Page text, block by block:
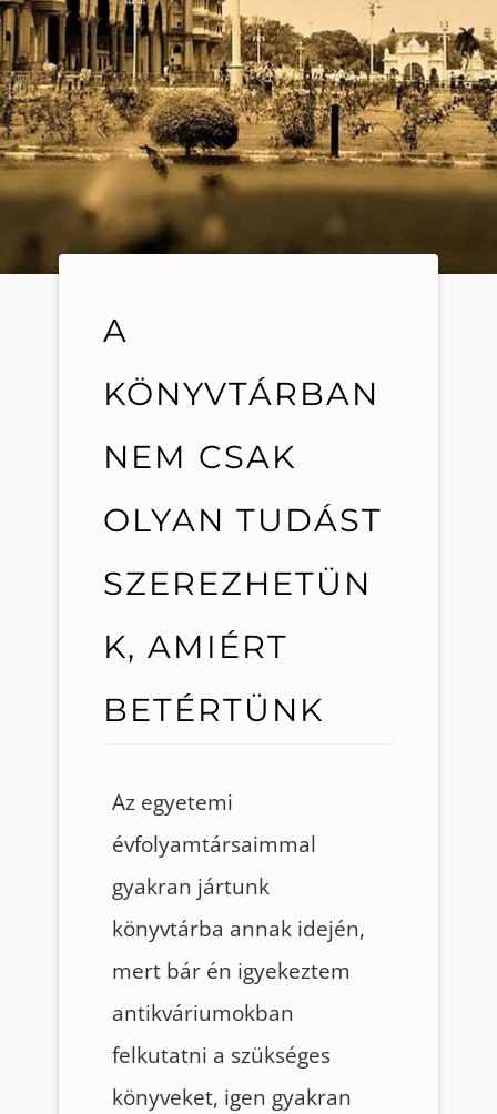
A
KÖNYVTÁRBAN
NEM CSAK
OLYAN TUDÁST
SZEREZHETÜN
K, AMIÉRT
BETÉRTÜNK
Az egyetemi
évfolyamtársaimmal
gyakran jártunk
könyvtárba annak idején,
mert bár én igyekeztem
antikváriumokban
felkutatni a szükséges
könyveket, igen gyakran